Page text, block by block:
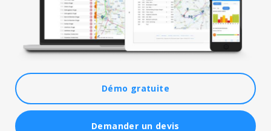
Démo gratuite
Demander un devis